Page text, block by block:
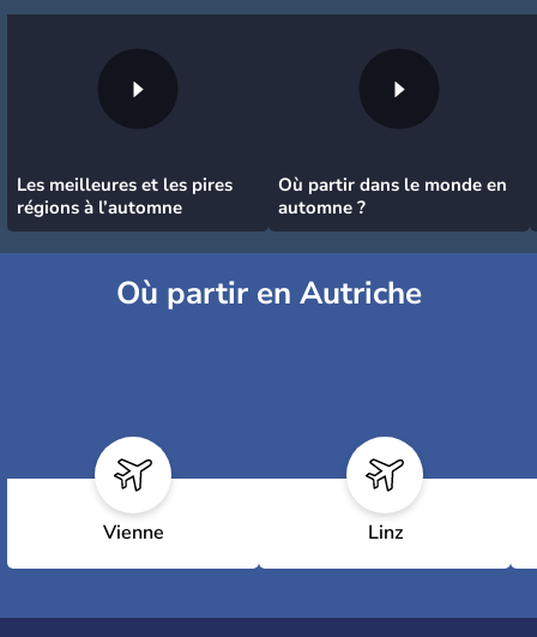
Les meilleures et les pires
régions à l’automne
Où partir dans le monde en
automne ?
Où partir en Autriche
Vienne Linz